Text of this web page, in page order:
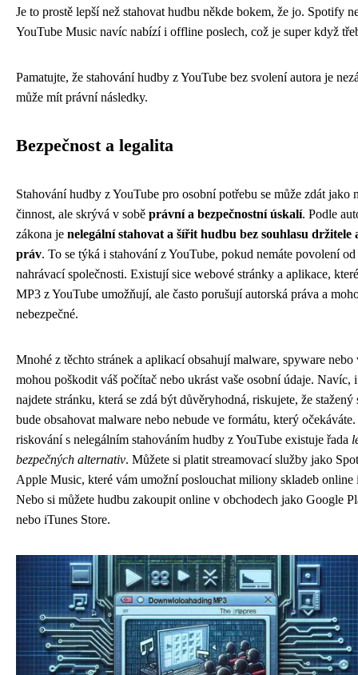
Je to prostě lepší než stahovat hudbu někde bokem, že jo. Spotify
YouTube Music navíc nabízí i offline poslech, což je super když
Pamatujte, že stahování hudby z YouTube bez svolení autora je
může mít právní následky.
Bezpečnost a legalita
Stahování hudby z YouTube pro osobní potřebu se může zdát jako
činnost, ale skrývá v sobě právní a bezpečnostní úskalí. Podle
zákona je nelegální stahovat a šířit hudbu bez souhlasu držitele
práv. To se týká i stahování z YouTube, pokud nemáte povolení
nahrávací společnosti. Existují sice webové stránky a aplikace,
MP3 z YouTube umožňují, ale často porušují autorská práva a
nebezpečné.
Mnohé z těchto stránek a aplikací obsahují malware, spyware nebo
mohou poškodit váš počítač nebo ukrást vaše osobní údaje. Navíc,
najdete stránku, která se zdá být důvěryhodná, riskujete, že stažený
bude obsahovat malware nebo nebude ve formátu, který
riskování s nelegálním stahováním hudby z YouTube existuje řada
bezpečných alternativ. Můžete si platit streamovací služby jako
Apple Music, které vám umožní poslouchat miliony skladeb
Nebo si můžete hudbu zakoupit online v obchodech jako Google
nebo iTunes Store.